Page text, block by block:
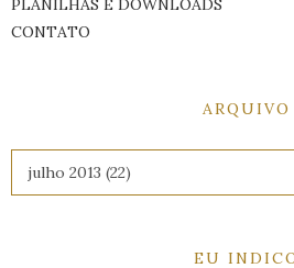
PLANILHAS E DOWNLOADS
CONTATO
ARQUIVO
EU